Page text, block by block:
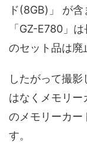
ド(8GB)」 が
「GZ-E780」
のセット品は廃
したがって撮
はなくメモリー
のメモリーカー
す。